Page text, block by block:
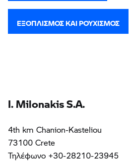
ΕΞΟΠΛΙΣΜΌΣ ΚΑΙ ΡΟΥΧΙΣΜΌΣ
I. Milonakis S.A.
4th km Chanion-Kasteliou
73100 Crete
Τηλέφωνο +30-28210-23945